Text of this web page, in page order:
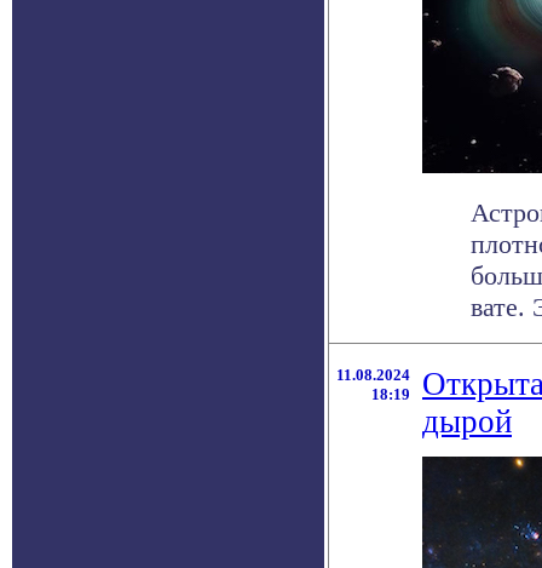
вате.
11.08.2024
18:19
дырой